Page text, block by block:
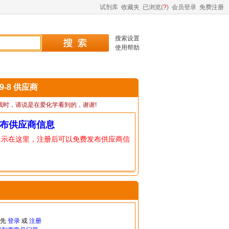
试剂库 收藏夹 已浏览(?) 会员登录 免费注册
搜索设置
使用帮助
8 供应商
时，请说是在爱化学看到的，谢谢!
供应商信息
在这里，注册后可以免费发布供应商信
登录或 注册